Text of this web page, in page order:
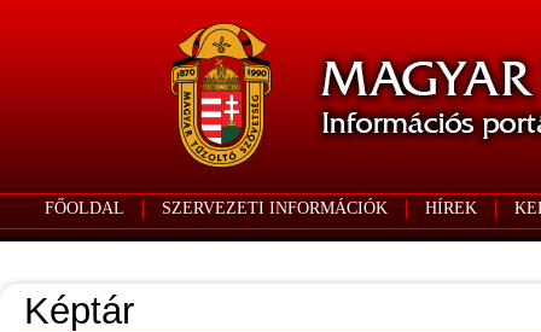
FŐOLDAL SZERVEZETI INFORMÁCIÓK HÍREK
Képtár